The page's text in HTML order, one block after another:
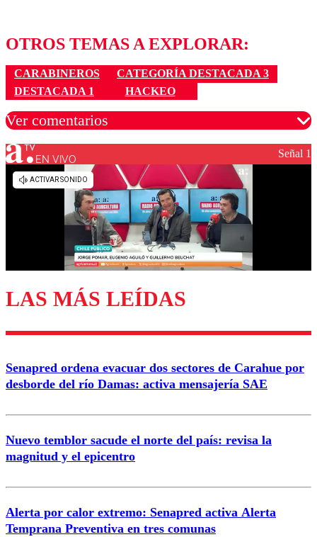
OTROS TEMAS A EXPLORAR:
CARABINEROS
CATEGORÍA DESTACADA 3
DESTACADA 1
HACKEO
Ver comentarios
Los comentarios son moderados para garantizar un
diálogo respetuoso.
Enviar comentario
EN VIVO Señal 1
LAS MÁS LEÍDAS
Senapred ordena evacuar dos sectores de Carahue por
desborde del río Damas: activa mensajería SAE
Nuevo temblor sacude el norte del país: revisa la
magnitud y el epicentro
Alerta por calor extremo: Senapred activa Alerta
Temprana Preventiva en tres comunas